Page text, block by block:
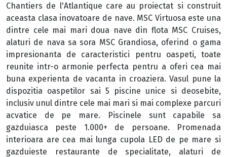
Chantiers de l'Atlantique care au proiectat si construit
aceasta clasa inovatoare de nave. MSC Virtuosa este una
dintre cele mai mari doua nave din flota MSC Cruises,
alaturi de nava sa sora MSC Grandiosa, oferind o gama
impresionanta de caracteristici pentru oaspeti, toate
reunite intr-o armonie perfecta pentru a oferi cea mai
buna experienta de vacanta in croaziera. Vasul pune la
dispozitia oaspetilor sai 5 piscine unice si deosebite,
inclusiv unul dintre cele mai mari si mai complexe parcuri
acvatice de pe mare. Piscinele sunt capabile sa
gazduiasca peste 1.000+ de persoane. Promenada
interioara are cea mai lunga cupola LED de pe mare si
gazduieste restaurante de specialitate, alaturi de